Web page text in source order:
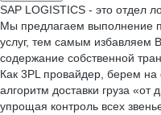
SAP LOGISTICS - это отдел
Мы предлагаем выполнение
услуг, тем самым избавляем
содержание собственной
Как 3PL провайдер, берем на
алгоритм доставки груза
упрощая контроль всех